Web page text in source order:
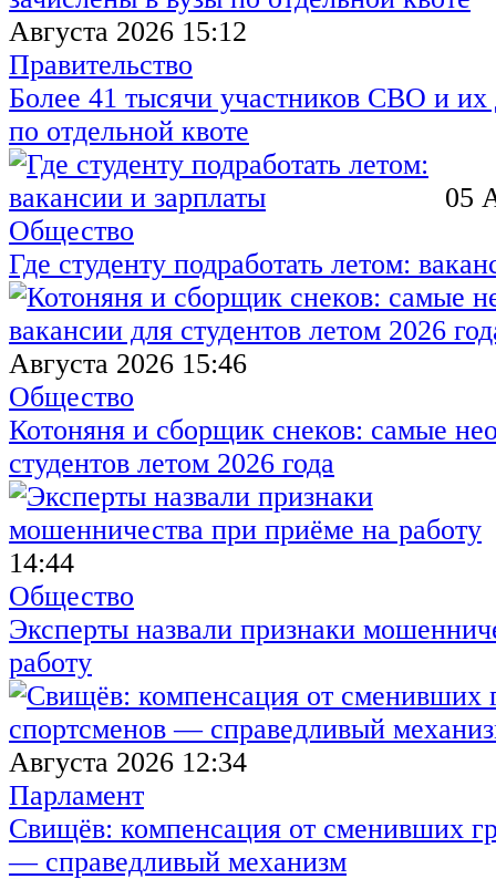
Августа 2026 15:12
Правительство
Более 41 тысячи участников СВО и их
по отдельной квоте
05
Общество
Где студенту подработать летом:
Августа 2026 15:46
Общество
Котоняня и сборщик снеков: самые
студентов летом 2026 года
14:44
Общество
Эксперты назвали признаки
работу
Августа 2026 12:34
Парламент
Свищёв: компенсация от сменивших
— справедливый механизм